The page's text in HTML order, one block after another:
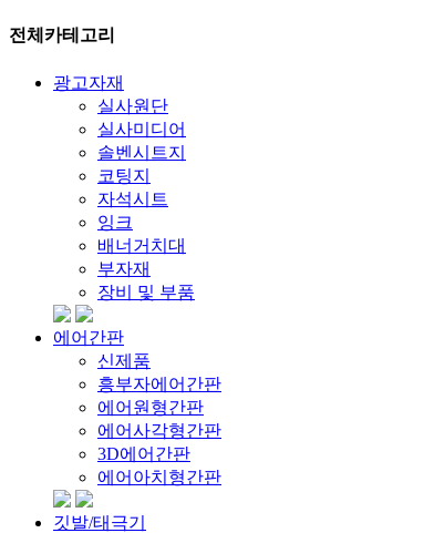
전체카테고리
광고자재
실사원단
실사미디어
솔벤시트지
코팅지
자석시트
잉크
배너거치대
부자재
장비 및 부품
에어간판
신제품
흥부자에어간판
에어원형간판
에어사각형간판
3D에어간판
에어아치형간판
깃발/태극기